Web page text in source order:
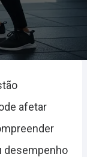
afetar
desempenho